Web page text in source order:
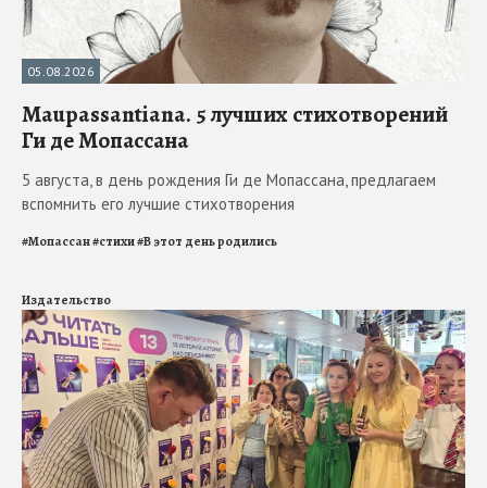
05.08.2026
Maupassantiana. 5 лучших стихотворений
Ги де Мопассана
5 августа, в день рождения Ги де Мопассана, предлагаем
вспомнить его лучшие стихотворения
#Мопассан#стихи#В этот день родились
Издательство